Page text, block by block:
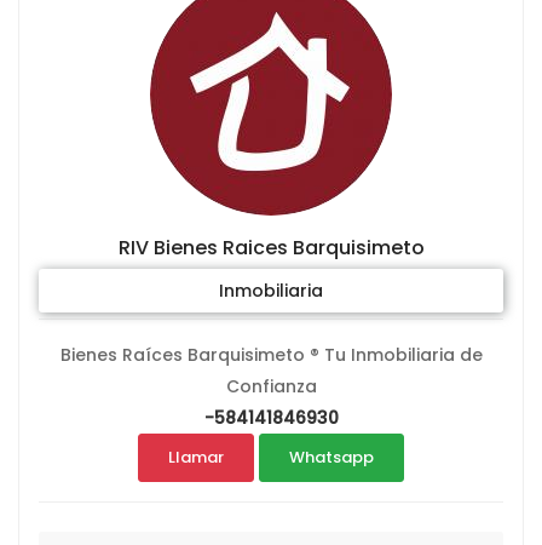
RIV Bienes Raices Barquisimeto
Inmobiliaria
Bienes Raíces Barquisimeto ® Tu Inmobiliaria de
Confianza
-584141846930
Llamar Whatsapp